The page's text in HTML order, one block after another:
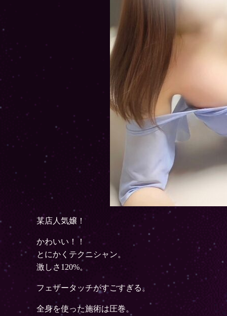
某店人気嬢！
かわいい！！
とにかくテクニシャン。
激しさ120%。
フェザータッチがすごすぎる。
全身を使った施術は圧巻。